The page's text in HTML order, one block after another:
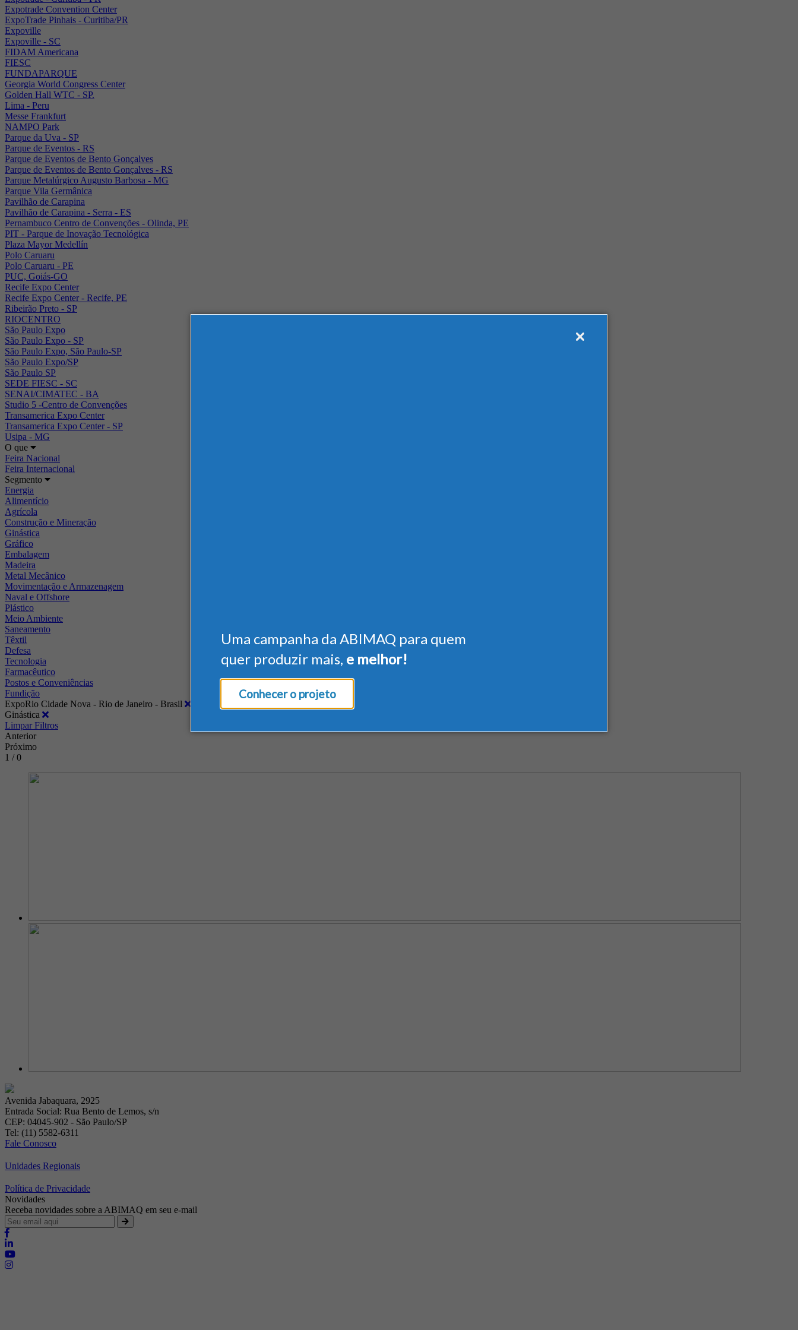
Uma campanha da ABIMAQ para quem
quer produzir mais, e melhor!
Conhecer o projeto
Expotrade Convention Center
ExpoTrade Pinhais - Curitiba/PR
Expoville
Expoville - SC
FIDAM Americana
FIESC
FUNDAPARQUE
Georgia World Congress Center
Golden Hall WTC - SP.
Lima - Peru
Messe Frankfurt
NAMPO Park
Parque da Uva - SP
Parque de Eventos - RS
Parque de Eventos de Bento Gonçalves
Parque de Eventos de Bento Gonçalves - RS
Parque Metalúrgico Augusto Barbosa - MG
Parque Vila Germânica
Pavilhão de Carapina
Pavilhão de Carapina - Serra - ES
Pernambuco Centro de Convenções - Olinda, PE
PIT - Parque de Inovação Tecnológica
Plaza Mayor Medellín
Polo Caruaru
Polo Caruaru - PE
PUC, Goiás-GO
Recife Expo Center
Recife Expo Center - Recife, PE
Ribeirão Preto - SP
RIOCENTRO
São Paulo Expo
São Paulo Expo - SP
São Paulo Expo, São Paulo-SP
São Paulo Expo/SP
São Paulo SP
SEDE FIESC - SC
SENAI/CIMATEC - BA
Studio 5 -Centro de Convenções
Transamerica Expo Center
Transamerica Expo Center - SP
Usipa - MG
O que
Feira Nacional
Feira Internacional
Segmento
Energia
Alimentício
Agrícola
Construção e Mineração
Ginástica
Gráfico
Embalagem
Madeira
Metal Mecânico
Movimentação e Armazenagem
Naval e Offshore
Plástico
Meio Ambiente
Saneamento
Têxtil
Defesa
Tecnologia
Farmacêutico
Postos e Conveniências
Fundição
ExpoRio Cidade Nova - Rio de Janeiro - Brasil
Ginástica
Limpar Filtros
Anterior
Próximo
1 / 0
Avenida Jabaquara, 2925
Entrada Social: Rua Bento de Lemos, s/n
CEP: 04045-902 - São Paulo/SP
Tel: (11) 5582-6311
Fale Conosco
Unidades Regionais
Política de Privacidade
Novidades
Receba novidades sobre a ABIMAQ em seu e-mail